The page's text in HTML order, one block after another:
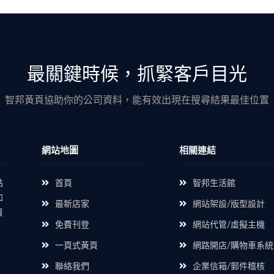
最關鍵時候，抓緊客戶目光
智邦黃頁協助你的公司資料，能有效出現在搜尋結果最佳位置
網站地圖
首頁
最新店家
免費刊登
一頁式黃頁
聯絡我們
相關連結
智邦生活館
網站架設/版型設計
網站代管/虛擬主機
網路開店/購物車系統
企業信箱/郵件稽核